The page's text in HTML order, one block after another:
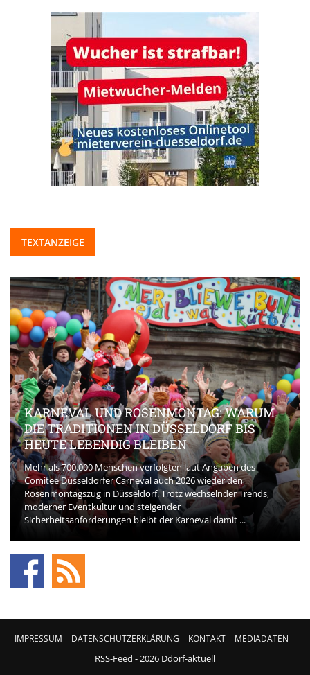
TEXTANZEIGE
KARNEVAL UND ROSENMONTAG: WARUM
DIE TRADITIONEN IN DÜSSELDORF BIS
HEUTE LEBENDIG BLEIBEN
Mehr als 700.000 Menschen verfolgten laut Angaben des
Comitee Düsseldorfer Carneval auch 2026 wieder den
Rosenmontagszug in Düsseldorf. Trotz wechselnder Trends,
moderner Eventkultur und steigender
Sicherheitsanforderungen bleibt der Karneval damit ...
IMPRESSUM DATENSCHUTZERKLÄRUNG KONTAKT MEDIADATEN
RSS-Feed - 2026 Ddorf-aktuell